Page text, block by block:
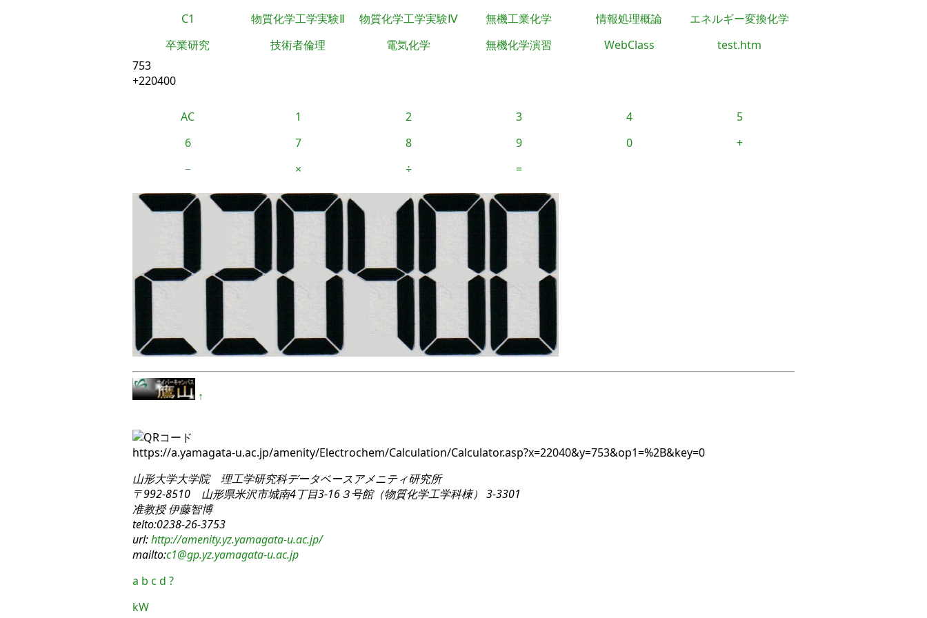
C1 物質化学工学実験Ⅱ 物質化学工学実験Ⅳ 無機工業化学 情報処理概論
エネルギー変換化学
卒業研究
技術者倫理 電気化学 無機化学演習 WebClass
test.htm
753
+220400
AC 1 2 3 4
5
6
7 8 9 0
+
−
× ÷ =
↑
https://a.yamagata-u.ac.jp/amenity/Electrochem/Calculation/Calculator.asp?x=22040&y=753&op1=%2B&key=0
山形大学大学院 理工学研究科データベースアメニティ研究所
〒992-8510 山形県米沢市城南4丁目3-16３号館（物質化学工学科棟） 3-3301
准教授 伊藤智博
telto:0238-26-3753
url:http://amenity.yz.yamagata-u.ac.jp/
mailto:c1@gp.yz.yamagata-u.ac.jp
a b c d ?
kW